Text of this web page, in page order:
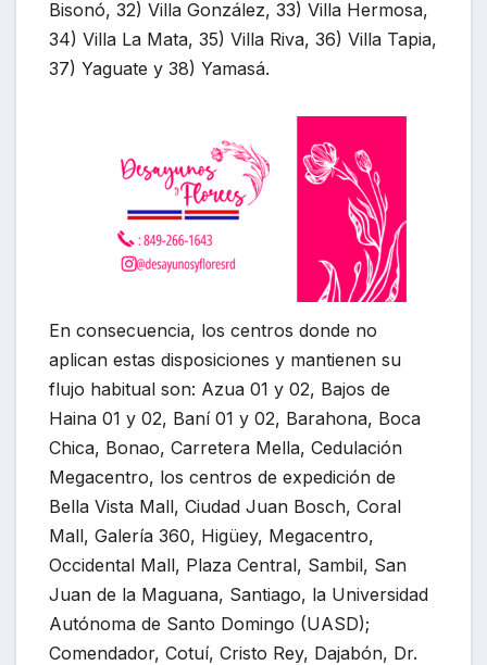
Bisonó, 32) Villa González, 33) Villa Hermosa,
34) Villa La Mata, 35) Villa Riva, 36) Villa Tapia,
37) Yaguate y 38) Yamasá.
En consecuencia, los centros donde no
aplican estas disposiciones y mantienen su
flujo habitual son: Azua 01 y 02, Bajos de
Haina 01 y 02, Baní 01 y 02, Barahona, Boca
Chica, Bonao, Carretera Mella, Cedulación
Megacentro, los centros de expedición de
Bella Vista Mall, Ciudad Juan Bosch, Coral
Mall, Galería 360, Higüey, Megacentro,
Occidental Mall, Plaza Central, Sambil, San
Juan de la Maguana, Santiago, la Universidad
Autónoma de Santo Domingo (UASD);
Comendador, Cotuí, Cristo Rey, Dajabón, Dr.